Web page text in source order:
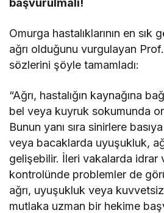
başvurulmalı!
Omurga hastalıklarının en sık
ağrı olduğunu vurgulayan
sözlerini şöyle tamamladı:
“Ağrı, hastalığın kaynağına
bel veya kuyruk sokumunda
Bunun yanı sıra sinirlere
veya bacaklarda uyuşukluk,
gelişebilir. İleri vakalarda idrar
kontrolünde problemler de
ağrı, uyuşukluk veya
mutlaka uzman bir hekime